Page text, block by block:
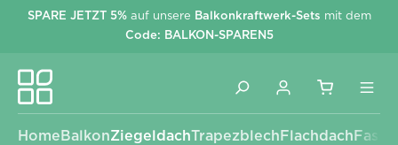
springen
SPARE JETZT 5%auf unsere Balkonkraftwerk-Sets mit dem
Code: BALKON-SPAREN5
Home BalkonZiegeldachTrapezblech Flachdach